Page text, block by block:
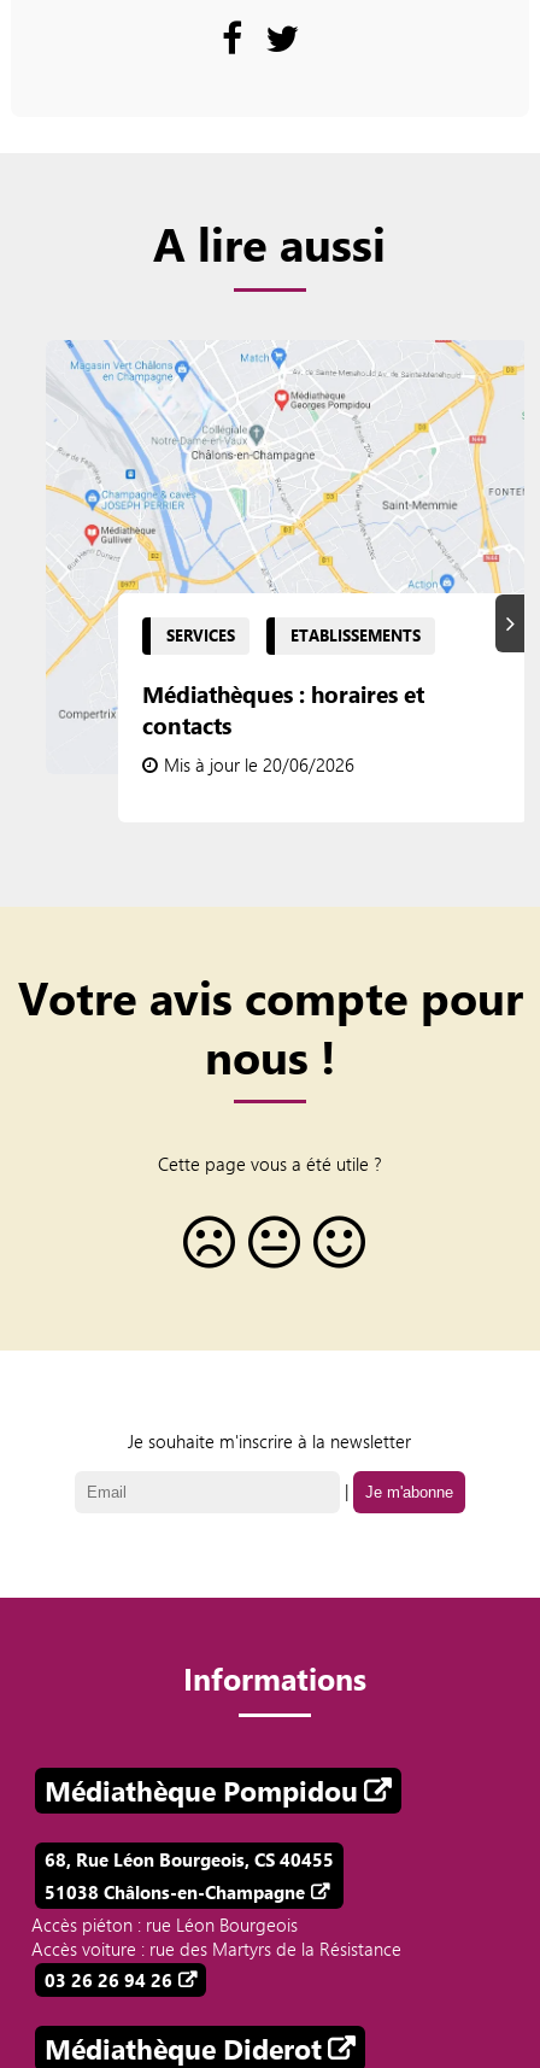
A lire aussi
SERVICES ETABLISSEMENTS
Médiathèques : horaires et
contacts
Mis à jour le 20/06/2026
Votre avis compte pour
nous !
Cette page vous a été utile ?
Je souhaite m'inscrire à la newsletter
|
Informations
Médiathèque Pompidou
68, Rue Léon Bourgeois, CS 40455
51038 Châlons-en-Champagne
Accès piéton : rue Léon Bourgeois
Accès voiture : rue des Martyrs de la Résistance
03 26 26 94 26
Médiathèque Diderot